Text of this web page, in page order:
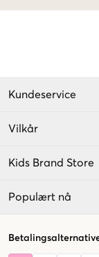
Kundeservice
Vilkår
Kids Brand Store
Populært nå